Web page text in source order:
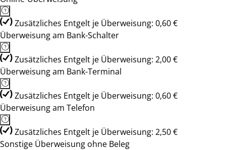
Zusätzliches Entgelt je Überweisung: 0,60 €
Überweisung am Bank-Schalter
Zusätzliches Entgelt je Überweisung: 2,00 €
Überweisung am Bank-Terminal
Zusätzliches Entgelt je Überweisung: 0,60 €
Überweisung am Telefon
Zusätzliches Entgelt je Überweisung: 2,50 €
Sonstige Überweisung ohne Beleg